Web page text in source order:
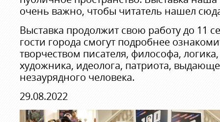
очень важно, чтобы читатель нашел
Выставка продолжит свою работу до 11
гости города смогут подробнее
творчеством писателя, философа,
художника, идеолога, патриота,
незаурядного человека.
29.08.2022